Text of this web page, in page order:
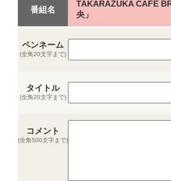
番組名
TAKARAZUKA CAFE
央」
ペンネーム
(全角20文字まで)
タイトル
(全角20文字まで)
コメント
(全角500文字まで)